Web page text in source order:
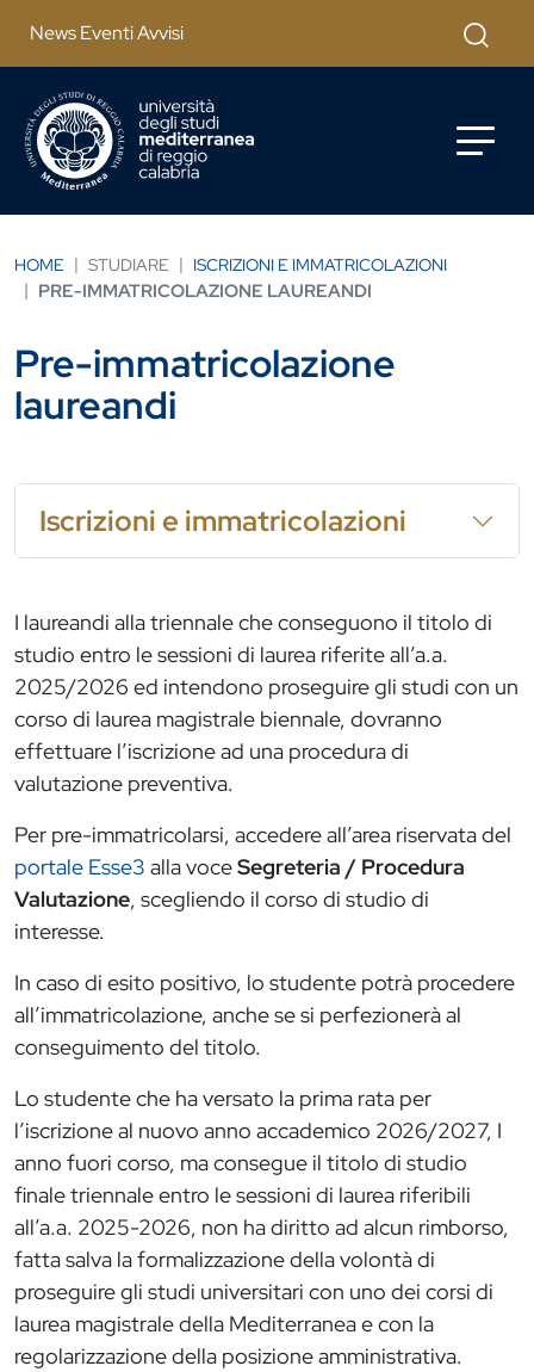
News Eventi Avvisi Cerca
HOME STUDIARE ISCRIZIONI E IMMATRICOLAZIONI
PRE-IMMATRICOLAZIONE LAUREANDI
Pre-immatricolazione
laureandi
Iscrizioni e immatricolazioni
I laureandi alla triennale che conseguono il titolo di
studio entro le sessioni di laurea riferite all’a.a.
2025/2026 ed intendono proseguire gli studi con un
corso di laurea magistrale biennale, dovranno
effettuare l’iscrizione ad una procedura di
valutazione preventiva.
Per pre-immatricolarsi, accedere all’area riservata del
portale Esse3 alla voceSegreteria / Procedura
Valutazione, scegliendo il corso di studio di
interesse.
In caso di esito positivo, lo studente potrà procedere
all’immatricolazione, anche se si perfezionerà al
conseguimento del titolo.
Lo studente che ha versato la prima rata per
l’iscrizione al nuovo anno accademico 2026/2027, I
anno fuori corso, ma consegue il titolo di studio
finale triennale entro le sessioni di laurea riferibili
all’a.a. 2025-2026, non ha diritto ad alcun rimborso,
fatta salva la formalizzazione della volontà di
proseguire gli studi universitari con uno dei corsi di
laurea magistrale della Mediterranea e con la
regolarizzazione della posizione amministrativa.